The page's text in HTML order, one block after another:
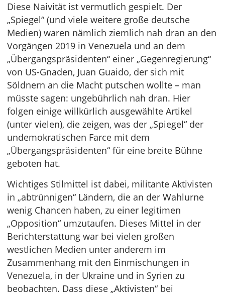
Diese Naivität ist vermutlich gespielt. Der
„Spiegel“ (und viele weitere große deutsche
Medien) waren nämlich ziemlich nah dran an den
Vorgängen 2019 in Venezuela und an dem
„Übergangspräsidenten“ einer „Gegenregierung“
von US-Gnaden, Juan Guaido, der sich mit
Söldnern an die Macht putschen wollte – man
müsste sagen: ungebührlich nah dran. Hier
folgen einige willkürlich ausgewählte Artikel
(unter vielen), die zeigen, was der „Spiegel“ der
undemokratischen Farce mit dem
„Übergangspräsidenten“ für eine breite Bühne
geboten hat.
Wichtiges Stilmittel ist dabei, militante Aktivisten
in „abtrünnigen“ Ländern, die an der Wahlurne
wenig Chancen haben, zu einer legitimen
„Opposition“ umzutaufen. Dieses Mittel in der
Berichterstattung war bei vielen großen
westlichen Medien unter anderem im
Zusammenhang mit den Einmischungen in
Venezuela, in der Ukraine und in Syrien zu
beobachten. Dass diese „Aktivisten“ bei